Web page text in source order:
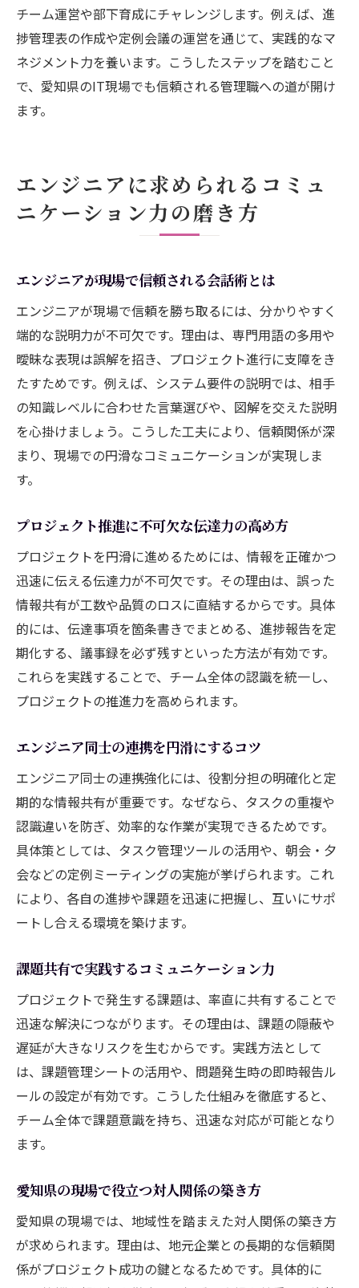
チーム運営や部下育成にチャレンジします。例えば、進
捗管理表の作成や定例会議の運営を通じて、実践的なマ
ネジメント力を養います。こうしたステップを踏むこと
で、愛知県のIT現場でも信頼される管理職への道が開け
ます。
エンジニアに求められるコミュ
ニケーション力の磨き方
エンジニアが現場で信頼される会話術とは
エンジニアが現場で信頼を勝ち取るには、分かりやすく
端的な説明力が不可欠です。理由は、専門用語の多用や
曖昧な表現は誤解を招き、プロジェクト進行に支障をき
たすためです。例えば、システム要件の説明では、相手
の知識レベルに合わせた言葉選びや、図解を交えた説明
を心掛けましょう。こうした工夫により、信頼関係が深
まり、現場での円滑なコミュニケーションが実現しま
す。
プロジェクト推進に不可欠な伝達力の高め方
プロジェクトを円滑に進めるためには、情報を正確かつ
迅速に伝える伝達力が不可欠です。その理由は、誤った
情報共有が工数や品質のロスに直結するからです。具体
的には、伝達事項を箇条書きでまとめる、進捗報告を定
期化する、議事録を必ず残すといった方法が有効です。
これらを実践することで、チーム全体の認識を統一し、
プロジェクトの推進力を高められます。
エンジニア同士の連携を円滑にするコツ
エンジニア同士の連携強化には、役割分担の明確化と定
期的な情報共有が重要です。なぜなら、タスクの重複や
認識違いを防ぎ、効率的な作業が実現できるためです。
具体策としては、タスク管理ツールの活用や、朝会・夕
会などの定例ミーティングの実施が挙げられます。これ
により、各自の進捗や課題を迅速に把握し、互いにサポ
ートし合える環境を築けます。
課題共有で実践するコミュニケーション力
プロジェクトで発生する課題は、率直に共有することで
迅速な解決につながります。その理由は、課題の隠蔽や
遅延が大きなリスクを生むからです。実践方法として
は、課題管理シートの活用や、問題発生時の即時報告ル
ールの設定が有効です。こうした仕組みを徹底すると、
チーム全体で課題意識を持ち、迅速な対応が可能となり
ます。
愛知県の現場で役立つ対人関係の築き方
愛知県の現場では、地域性を踏まえた対人関係の築き方
が求められます。理由は、地元企業との長期的な信頼関
係がプロジェクト成功の鍵となるためです。具体的に